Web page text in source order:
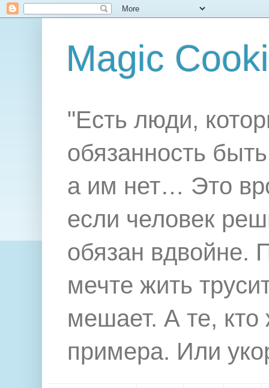
Magic
"Есть люди,
обязанность
а им нет… Это
если человек
обязан вдвойне.
мечте жить
мешает. А те,
примера. Или